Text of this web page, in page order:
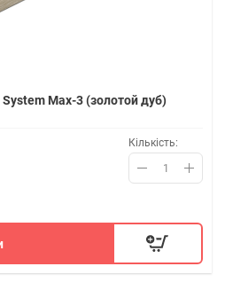
Max-3 (золотой дуб)
Кількість: